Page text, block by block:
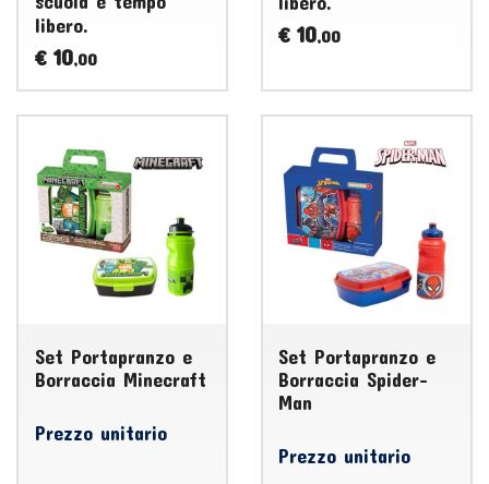
libero.
€ 10,00
€ 10,00
Set Portapranzo e
Borraccia Minecraft
Prezzo unitario
Set Portapranzo e
Borraccia Spider-
Man
Prezzo unitario